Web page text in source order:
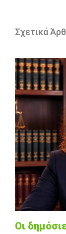
Σχετικά
Οι